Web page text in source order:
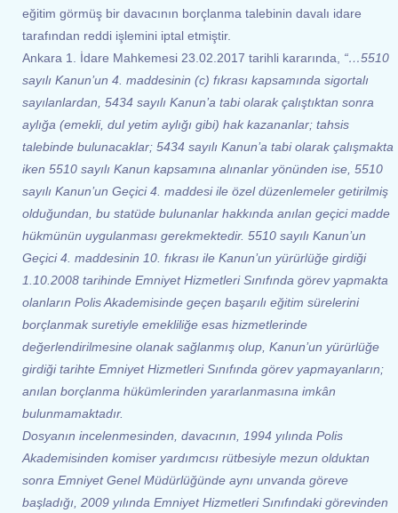
eğitim görmüş bir davacının borçlanma talebinin davalı idare
tarafından reddi işlemini iptal etmiştir.
Ankara 1. İdare Mahkemesi 23.02.2017 tarihli kararında, “…5510
sayılı Kanun’un 4. maddesinin (c) fıkrası kapsamında sigortalı
sayılanlardan, 5434 sayılı Kanun’a tabi olarak çalıştıktan sonra
aylığa (emekli, dul yetim aylığı gibi) hak kazananlar; tahsis
talebinde bulunacaklar; 5434 sayılı Kanun’a tabi olarak çalışmakta
iken 5510 sayılı Kanun kapsamına alınanlar yönünden ise, 5510
sayılı Kanun’un Geçici 4. maddesi ile özel düzenlemeler getirilmiş
olduğundan, bu statüde bulunanlar hakkında anılan geçici madde
hükmünün uygulanması gerekmektedir. 5510 sayılı Kanun’un
Geçici 4. maddesinin 10. fıkrası ile Kanun’un yürürlüğe girdiği
1.10.2008 tarihinde Emniyet Hizmetleri Sınıfında görev yapmakta
olanların Polis Akademisinde geçen başarılı eğitim sürelerini
borçlanmak suretiyle emekliliğe esas hizmetlerinde
değerlendirilmesine olanak sağlanmış olup, Kanun’un yürürlüğe
girdiği tarihte Emniyet Hizmetleri Sınıfında görev yapmayanların;
anılan borçlanma hükümlerinden yararlanmasına imkân
bulunmamaktadır.
Dosyanın incelenmesinden, davacının, 1994 yılında Polis
Akademisinden komiser yardımcısı rütbesiyle mezun olduktan
sonra Emniyet Genel Müdürlüğünde aynı unvanda göreve
başladığı, 2009 yılında Emniyet Hizmetleri Sınıfındaki görevinden